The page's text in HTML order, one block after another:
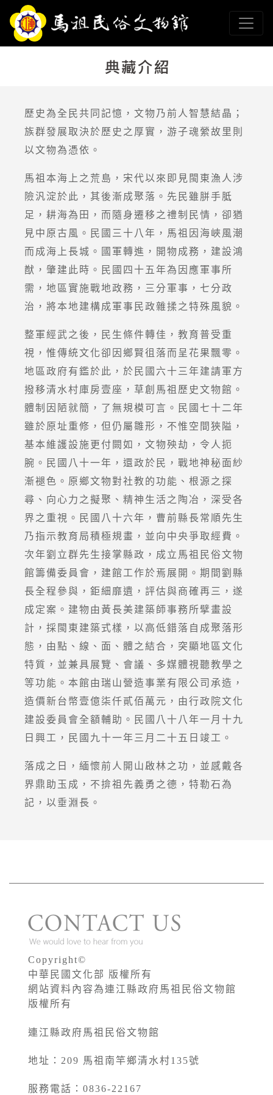
跳到主要內容
連江縣政府馬祖民俗文
網頁導覽
:::
歷史為全民共同記憶，文物乃前人智慧結晶；
族群發展取決於歷史之厚實，游子魂縈故里則
以文物為憑依。
馬祖本海上之荒島，宋代以來即見閩東漁人涉
險汎淀於此，其後漸成聚落。先民雖胼手胝
足，耕海為田，而隨身遷移之禮制民情，卻猶
見中原古風。民國三十八年，馬祖因海峽風潮
而成海上長城。國軍轉進，開物成務，建設鴻
猷，肇建此時。民國四十五年為因應軍事所
需，地區實施戰地政務，三分軍事，七分政
治，將本地建構成軍事民政雜揉之特殊風貌。
整軍經武之後，民生條件轉佳，教育普受重
視，惟傳統文化卻因鄉賢徂落而呈花果飄零。
地區政府有鑑於此，於民國六十三年建請軍方
撥移清水村庫房壹座，草創馬祖歷史文物館。
體制因陋就簡，了無規模可言。民國七十二年
雖於原址重修，但仍屬雛形，不惟空間狹隘，
基本維護設施更付闕如，文物殃劫，令人扼
腕。民國八十一年，還政於民，戰地神秘面紗
漸褪色。原鄉文物對社教的功能、根源之探
尋、向心力之擬聚、精神生活之陶冶，深受各
界之重視。民國八十六年，曹前縣長常順先生
乃指示教育局積極規畫，並向中央爭取經費。
次年劉立群先生接掌縣政，成立馬祖民俗文物
館籌備委員會，建館工作於焉展開。期間劉縣
長全程參與，鉅細靡遺，評估與商確再三，遂
成定案。建物由黃長美建築師事務所擘畫設
計，採閩東建築式樣，以高低錯落自成聚落形
態，由點、線、面、體之結合，突顯地區文化
特質，並兼具展覽、會議、多媒體視聽教學之
等功能。本館由瑞山營造事業有限公司承造，
造價新台幣壹億柒仟貳佰萬元，由行政院文化
建設委員會全額輔助。民國八十八年一月十九
日興工，民國九十一年三月二十五日竣工。
落成之日，緬懷前人開山啟林之功，並感戴各
界鼎助玉成，不揜祖先義勇之德，特勒石為
記，以垂淵長。
Copyright©
中華民國文化部 版權所有
網站資料內容為連江縣政府馬祖民俗文物館
版權所有
連江縣政府馬祖民俗文物館
地址：209 馬祖南竿鄉清水村135號
服務電話：0836-22167